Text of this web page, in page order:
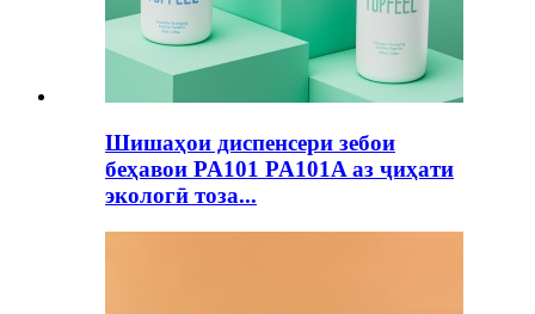
Шишаҳои диспенсери зебои
беҳавои PA101 PA101A аз ҷиҳати
экологӣ тоза...